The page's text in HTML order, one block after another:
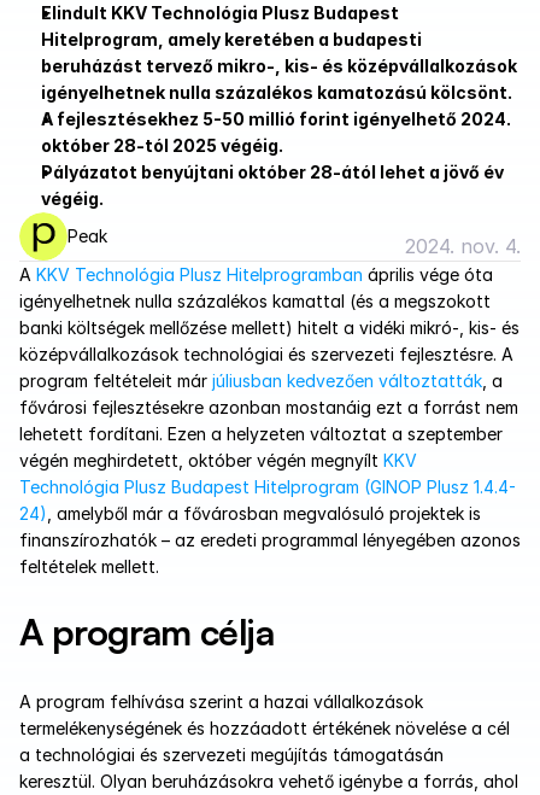
Elindult KKV Technológia Plusz Budapest
Hitelprogram, amely keretében a budapesti
beruházást tervező mikro-, kis- és középvállalkozások
igényelhetnek nulla százalékos kamatozású kölcsönt.
A fejlesztésekhez 5-50 millió forint igényelhető 2024.
október 28-tól 2025 végéig.
Pályázatot benyújtani október 28-ától lehet a jövő év
végéig.
Peak
2024. nov. 4.
A KKV Technológia Plusz Hitelprogramban április vége óta
igényelhetnek nulla százalékos kamattal (és a megszokott
banki költségek mellőzése mellett) hitelt a vidéki mikró-, kis- és
középvállalkozások technológiai és szervezeti fejlesztésre. A
program feltételeit már júliusban kedvezően változtatták , a
fővárosi fejlesztésekre azonban mostanáig ezt a forrást nem
lehetett fordítani. Ezen a helyzeten változtat a szeptember
végén meghirdetett, október végén megnyílt KKV
Technológia Plusz Budapest Hitelprogram (GINOP Plusz 1.4.4-
24) , amelyből már a fővárosban megvalósuló projektek is
finanszírozhatók – az eredeti programmal lényegében azonos
feltételek mellett.
A program célja
A program felhívása szerint a hazai vállalkozások
termelékenységének és hozzáadott értékének növelése a cél
a technológiai és szervezeti megújítás támogatásán
keresztül. Olyan beruházásokra vehető igénybe a forrás, ahol